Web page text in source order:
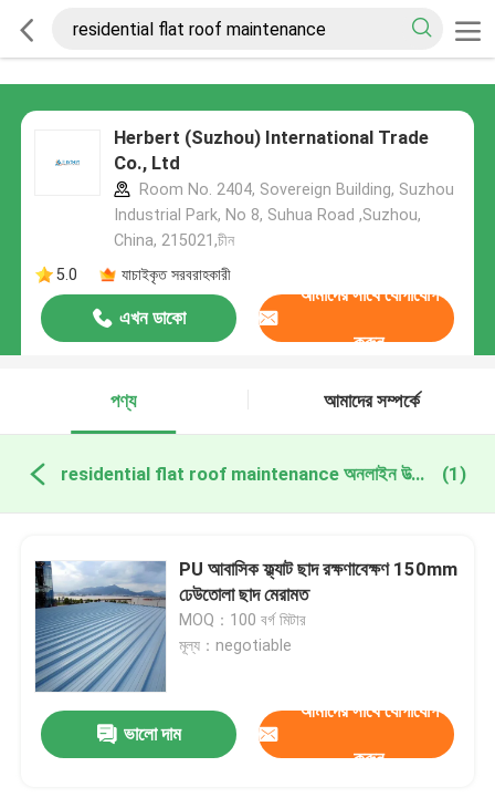
Herbert (Suzhou) International Trade
Co., Ltd
Room No. 2404, Sovereign Building, Suzhou
Industrial Park, No 8, Suhua Road ,Suzhou,
China, 215021,চীন
5.0
যাচাইকৃত সরবরাহকারী
এখন ডাকো
আমাদের সাথে যোগাযোগ
করুন
পণ্য আমাদের সম্পর্কে
residential flat roof maintenance অনলাইন উত্পাদন (1)
PU আবাসিক ফ্ল্যাট ছাদ রক্ষণাবেক্ষণ 150mm
ঢেউতোলা ছাদ মেরামত
MOQ：100 বর্গ মিটার
মূল্য：negotiable
ভালো দাম
আমাদের সাথে যোগাযোগ
করুন